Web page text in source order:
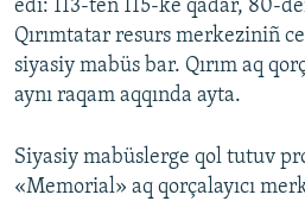
edi: 113-ten 115-ke qadar, 80-
Qırımtatar resurs merkeziniñ
siyasiy mabüs bar. Qırım aq
aynı raqam aqqında ayta.
Siyasiy mabüslerge qol tutuv
«Memorial» aq qorçalayıcı